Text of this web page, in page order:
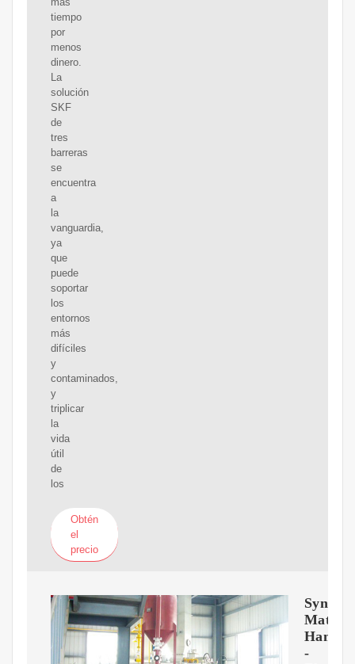
tiempo
por
menos
dinero.
La
solución
SKF
de
tres
barreras
se
encuentra
a
la
vanguardia,
ya
que
puede
soportar
los
entornos
más
difíciles
y
contaminados,
y
triplicar
la
vida
útil
de
los
Obtén
el
precio
-